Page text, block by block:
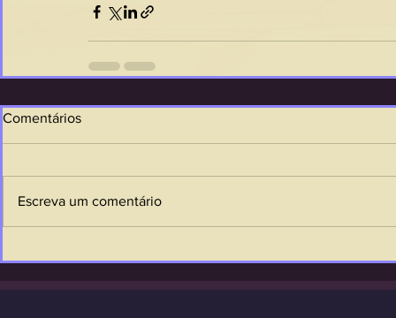
Comentários
Escreva um comentário